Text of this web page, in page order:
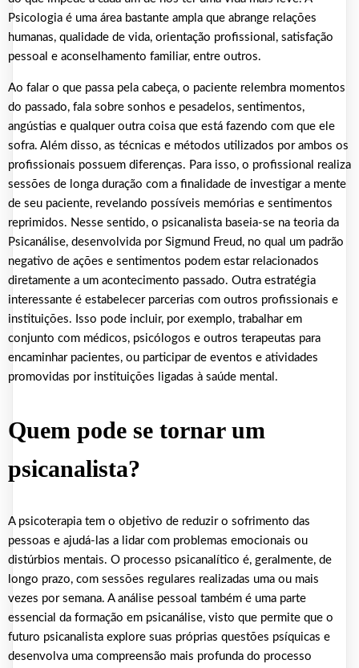
Psicologia é uma área bastante ampla que abrange relações
humanas, qualidade de vida, orientação profissional, satisfação
pessoal e aconselhamento familiar, entre outros.
Ao falar o que passa pela cabeça, o paciente relembra momentos
do passado, fala sobre sonhos e pesadelos, sentimentos,
angústias e qualquer outra coisa que está fazendo com que ele
sofra. Além disso, as técnicas e métodos utilizados por ambos os
profissionais possuem diferenças. Para isso, o profissional realiza
sessões de longa duração com a finalidade de investigar a mente
de seu paciente, revelando possíveis memórias e sentimentos
reprimidos. Nesse sentido, o psicanalista baseia-se na teoria da
Psicanálise, desenvolvida por Sigmund Freud, no qual um padrão
negativo de ações e sentimentos podem estar relacionados
diretamente a um acontecimento passado. Outra estratégia
interessante é estabelecer parcerias com outros profissionais e
instituições. Isso pode incluir, por exemplo, trabalhar em
conjunto com médicos, psicólogos e outros terapeutas para
encaminhar pacientes, ou participar de eventos e atividades
promovidas por instituições ligadas à saúde mental.
Quem pode se tornar um
psicanalista?
A psicoterapia tem o objetivo de reduzir o sofrimento das
pessoas e ajudá-las a lidar com problemas emocionais ou
distúrbios mentais. O processo psicanalítico é, geralmente, de
longo prazo, com sessões regulares realizadas uma ou mais
vezes por semana. A análise pessoal também é uma parte
essencial da formação em psicanálise, visto que permite que o
futuro psicanalista explore suas próprias questões psíquicas e
desenvolva uma compreensão mais profunda do processo